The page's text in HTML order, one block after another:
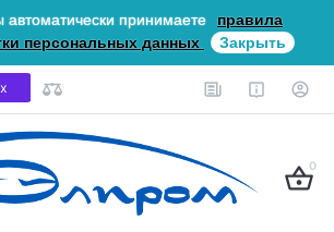
автоматически принимаете
правила
персональных данных
Закрыть
0